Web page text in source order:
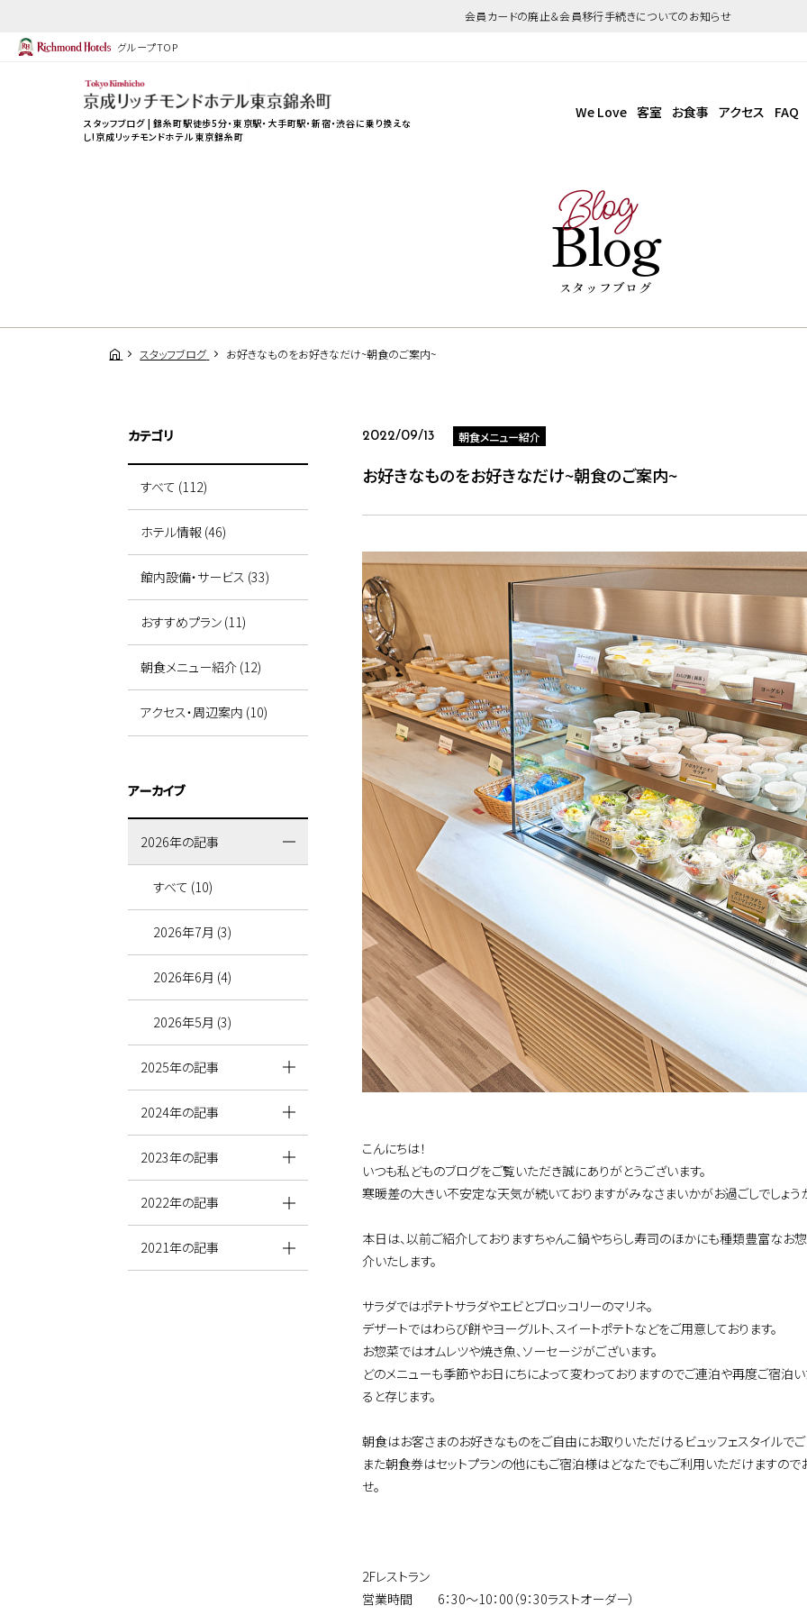
会員カードの廃止＆会員移行手続きについてのお知らせ
グループTOP
スタッフブログ | 錦糸町駅徒歩5分・東京駅・大手町駅・新宿・渋谷に乗り換えな
し!京成リッチモンドホテル 東京錦糸町
We Love 客室 お食事 アクセス FAQ
Blog
Blog
スタッフブログ
スタッフブログ お好きなものをお好きなだけ~朝食のご案内~
2022/09/13 朝食メニュー紹介
お好きなものをお好きなだけ~朝食のご案内~
こんにちは！
いつも私どものブログをご覧いただき誠にありがとうございます。
寒暖差の大きい不安定な天気が続いておりますがみなさまいかがお過ごしでしょう
本日は、以前ご紹介しておりますちゃんこ鍋やちらし寿司のほかにも種類豊富なお
介いたします。
サラダではポテトサラダやエビとブロッコリーのマリネ。
デザートではわらび餅やヨーグルト、スイートポテトなどをご用意しております。
お惣菜ではオムレツや焼き魚、ソーセージがございます。
どのメニューも季節やお日にちによって変わっておりますのでご連泊や再度ご宿泊
ると存じます。
朝食はお客さまのお好きなものをご自由にお取りいただけるビュッフェスタイルでご
また朝食券はセットプランの他にもご宿泊様はどなたでもご利用いただけますので
せ。
2Fレストラン
営業時間 6：30～10：00（9：30ラストオーダー）
カテゴリ
すべて (112)
ホテル情報 (46)
館内設備・サービス (33)
おすすめプラン (11)
朝食メニュー紹介 (12)
アクセス・周辺案内 (10)
アーカイブ
2026年の記事
すべて (10)
2026年7月 (3)
2026年6月 (4)
2026年5月 (3)
2025年の記事
2024年の記事
2023年の記事
2022年の記事
2021年の記事